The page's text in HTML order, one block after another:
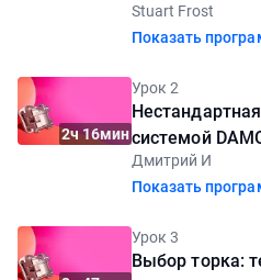
опоры (TADS)
Stuart Frost
Показать
2ч 16мин
Урок 2
системой
Дмитрий И
Показать
Урок 3
Выбор торка: